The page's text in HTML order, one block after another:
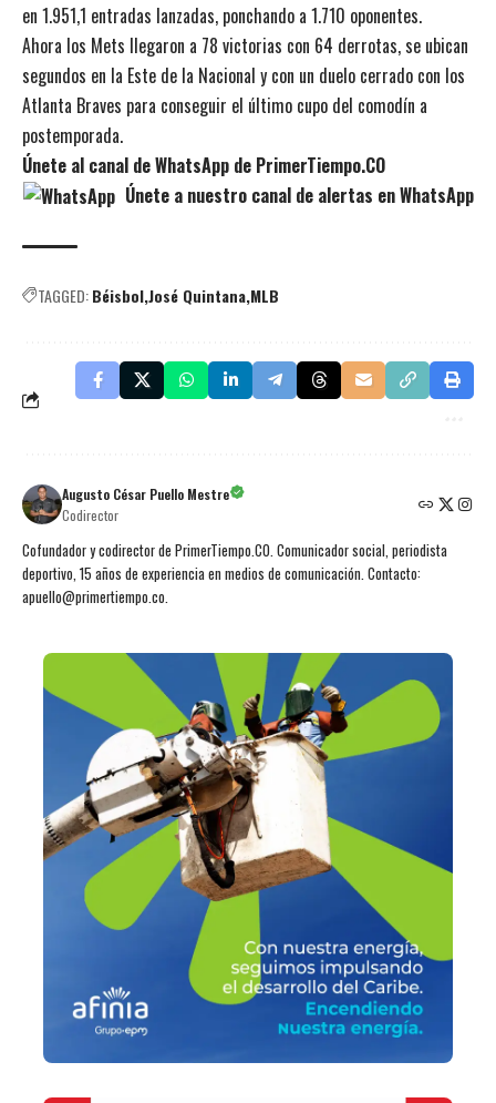
en 1.951,1 entradas lanzadas, ponchando a 1.710 oponentes.
Ahora los Mets llegaron a 78 victorias con 64 derrotas, se ubican
segundos en la Este de la Nacional y con un duelo cerrado con los
Atlanta Braves para conseguir el último cupo del comodín a
postemporada.
Únete al canal de WhatsApp de PrimerTiempo.CO
Únete a nuestro canal de alertas en WhatsApp
TAGGED:BéisbolJosé Quintana MLB
Augusto César Puello Mestre
Codirector
Cofundador y codirector de PrimerTiempo.CO. Comunicador social, periodista
deportivo, 15 años de experiencia en medios de comunicación. Contacto:
apuello@primertiempo.co.